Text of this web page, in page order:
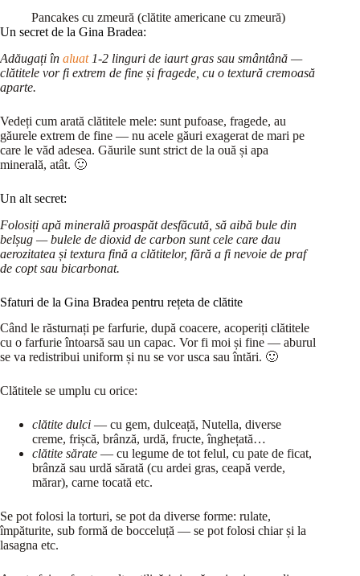
Pancakes cu zmeură (clătite americane cu zmeură)
Un secret de la Gina Bradea:
Adăugați în aluat1-2 linguri de iaurt gras sau smântână —
clătitele vor fi extrem de fine și fragede, cu o textură cremoasă
aparte.
Vedeți cum arată clătitele mele: sunt pufoase, fragede, au
găurele extrem de fine — nu acele găuri exagerat de mari pe
care le văd adesea. Găurile sunt strict de la ouă și apa
minerală, atât. 🙂
Un alt secret:
Folosiți apă minerală proaspăt desfăcută, să aibă bule din
belșug — bulele de dioxid de carbon sunt cele care dau
aerozitatea și textura fină a clătitelor, fără a fi nevoie de praf
de copt sau bicarbonat.
Sfaturi de la Gina Bradea pentru rețeta de clătite
Când le răsturnați pe farfurie, după coacere, acoperiți clătitele
cu o farfurie întoarsă sau un capac. Vor fi moi și fine — aburul
se va redistribui uniform și nu se vor usca sau întări. 🙂
Clătitele se umplu cu orice:
clătite dulci — cu gem, dulceață, Nutella, diverse
creme, frișcă, brânză, urdă, fructe, înghețată…
clătite sărate — cu legume de tot felul, cu pate de ficat,
brânză sau urdă sărată (cu ardei gras, ceapă verde,
mărar), carne tocată etc.
Se pot folosi la torturi, se pot da diverse forme: rulate,
împăturite, sub formă de bocceluță — se pot folosi chiar și la
lasagna etc.